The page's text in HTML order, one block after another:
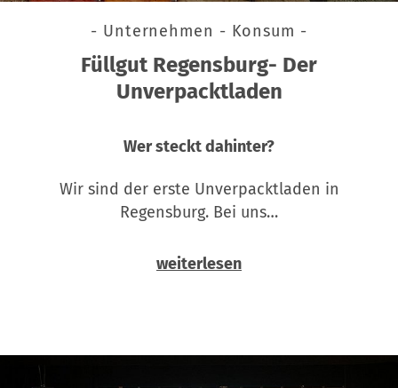
- Unternehmen - Konsum -
Füllgut Regensburg- Der
Unverpacktladen
Wer steckt dahinter?
Wir sind der erste Unverpacktladen in
Regensburg. Bei uns…
weiterlesen